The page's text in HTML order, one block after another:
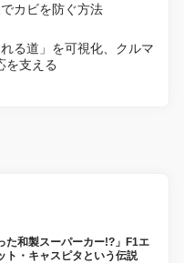
カビを防ぐ方法
る道」を可視化、クルマ
を支える
た和製スーパーカー!?」F1エ
ト・キャスピタという伝説